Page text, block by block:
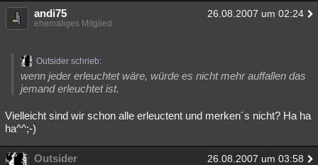
andi75 26.08.2007 um 02:24
ehemaliges Mitglied
Outsider schrieb:
wenn jeder erleuchtet wäre, würde es nicht mehr auffallen das
jemand erleuchtet ist.
Vielleicht sind wir schon alle erleuctent und merken´s nicht? Ha ha
ha^^;-)
Outsider 26.08.2007 um 03:58